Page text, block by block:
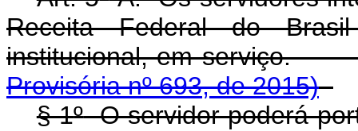
Receita Federal do
institucional, em
Provisória nº 693, de 2015)
§ 1ºO servidor